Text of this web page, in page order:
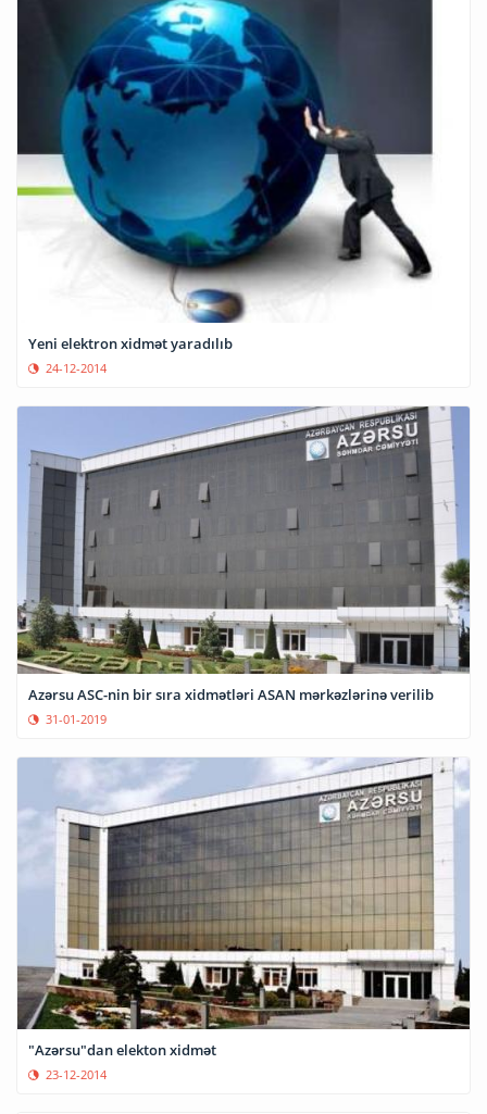
Yeni elektron xidmət yaradılıb
24-12-2014
Azərsu ASC-nin bir sıra xidmətləri ASAN mərkəzlərinə verilib
31-01-2019
"Azərsu"dan elekton xidmət
23-12-2014